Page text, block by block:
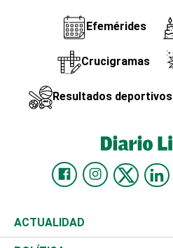
Efemérides
Crucigramas
Resultados deportivos
ACTUALIDAD